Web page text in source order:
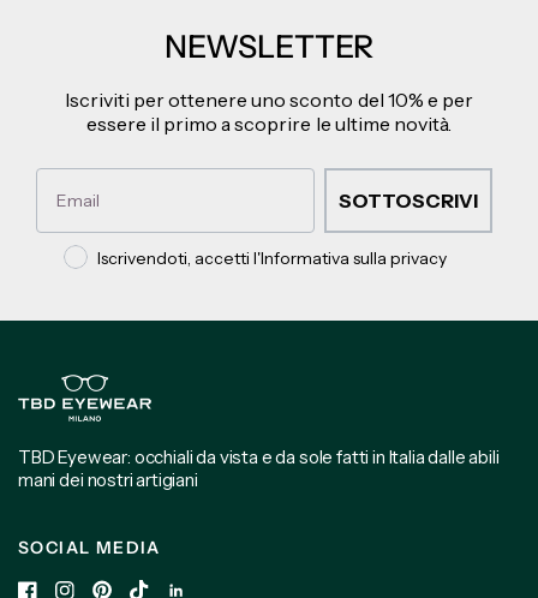
NEWSLETTER
Iscriviti per ottenere uno sconto del 10% e per
essere il primo a scoprire le ultime novità.
Email
SOTTOSCRIVI
Privacy policy
Iscrivendoti, accetti l'Informativa sulla privacy
TBD Eyewear: occhiali da vista e da sole fatti in Italia dalle abili
mani dei nostri artigiani
SOCIAL MEDIA